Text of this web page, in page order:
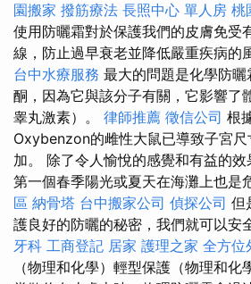
園搬家 撥筋療法 長照中心 單人房 桃
使用防曬霜對於保護我們的皮膚免受
線，防止過早衰老並降低嚴重疾病的
台中水療服務 最大的問題是化學防曬
酮，因為它與該分子有關，它影響了
睾丸激素）。 律師推薦 徵信公司 根
Oxybenzon的雌性大鼠已導致子宮
加。 除了令人愉悅的感覺和有益的
第一個春季陽光或夏天在海灘上也是
區 納骨塔 台中搬家公司 偵探公司 但
護良好的防曬的秘密，我們就可以安
牙科 工商登記 居家 護理之家 全方位
（物理和化學）輕型保護（物理和化